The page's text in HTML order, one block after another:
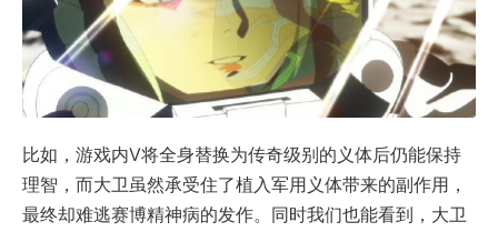
比如，游戏内V将全身替换为传奇级别的义体后仍能保持
理智，而大卫虽然承受住了植入军用义体带来的副作用，
最终却难逃赛博精神病的发作。同时我们也能看到，大卫